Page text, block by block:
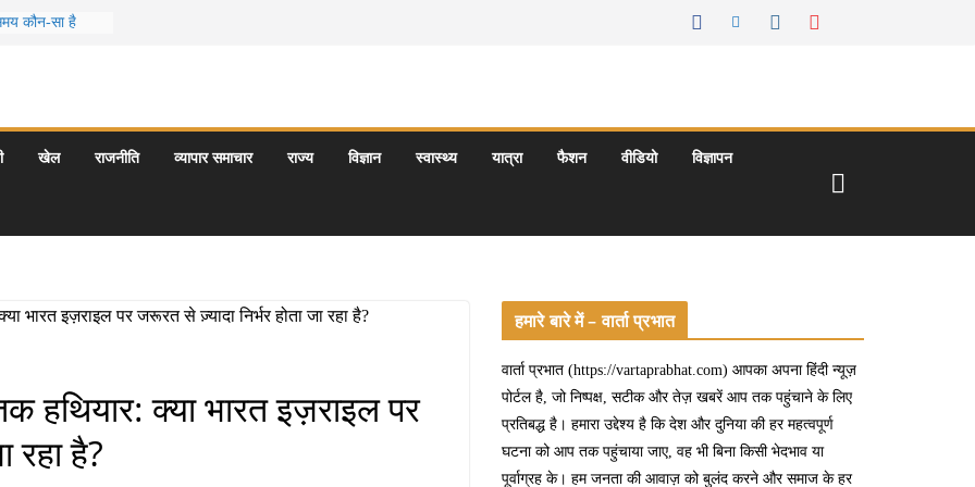
कौन-सा है
दार्जिलिंग
खेल राजनीति व्यापार समाचार राज्य विज्ञान स्वास्थ्य यात्रा फैशन वीडियो विज्ञापन
हथियार: क्या भारत इज़राइल पर
रहा है?
हमारे बारे में – वार्ता प्रभात
वार्ता प्रभात (https://vartaprabhat.com) आपका अपना हिंदी न्यूज़
पोर्टल है, जो निष्पक्ष, सटीक और तेज़ खबरें आप तक पहुंचाने के लिए
प्रतिबद्ध है। हमारा उद्देश्य है कि देश और दुनिया की हर महत्वपूर्ण
घटना को आप तक पहुंचाया जाए, वह भी बिना किसी भेदभाव या
पूर्वाग्रह के। हम जनता की आवाज़ को बुलंद करने और समाज के हर